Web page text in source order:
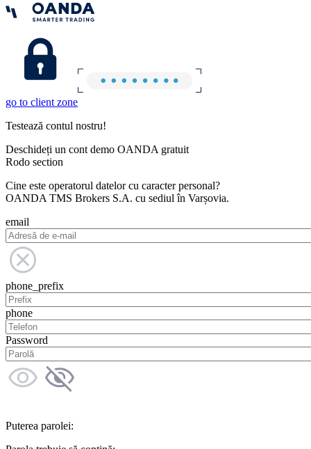
go to client zone
Testează contul nostru!
Deschideți un cont demo OANDA gratuit
Rodo section
Cine este operatorul datelor cu caracter personal?
OANDA TMS Brokers S.A. cu sediul în Varșovia.
email
phone_prefix
phone
Password
Puterea parolei: